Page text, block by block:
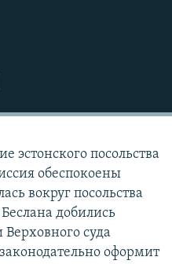
эстонского посольства
обеспокоены
вокруг посольства
добились
cуда
оформит